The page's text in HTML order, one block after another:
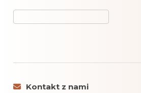
Kontakt z nami